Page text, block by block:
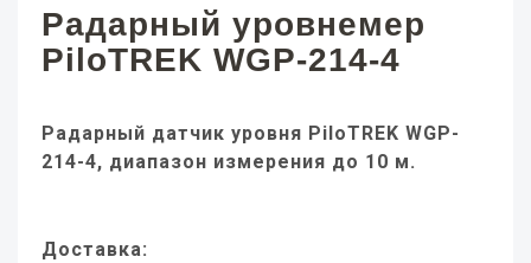
Радарный уровнемер
PiloTREK WGP-214-4
Радарный датчик уровня PiloTREK WGP-
214-4, диапазон измерения до 10 м.
Доставка: